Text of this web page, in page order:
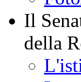
Il
della